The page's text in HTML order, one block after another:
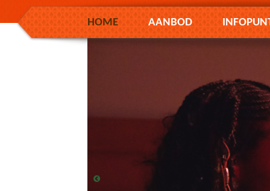
HOME AANBOD